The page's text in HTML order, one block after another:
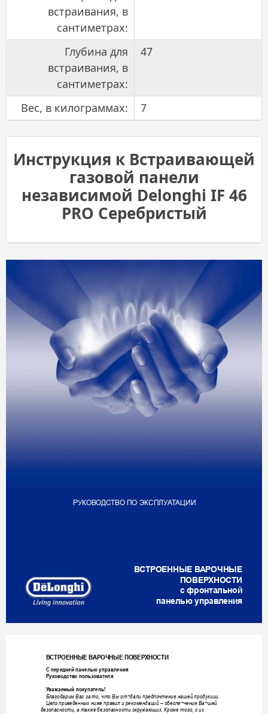
встраивания, в
сантиметрах:
Глубина для
встраивания, в
сантиметрах:
47
Вес, в килограммах: 7
Инструкция к Встраивающей
газовой панели
независимой Delonghi IF 46
PRO Серебристый
РУКОВОДСТВО ПО ЭКС ПЛ УАТАЦИ И
ВСТРОЕННЫЕ ВАРОЧНЫЕ
ПОВЕРХНОСТИ
с фронтальной
панелью управления
ВСТРОЕННЫЕ ВАРОЧНЫЕ ПОВЕРХНОСТИ
С передней панелью управления
Руководство пользователя
Уважаемый покупатель!
Благодарим Вас за то, что Вы от¬дали предпочтение нашей продукции.
Цель приведенных ниже правил и рекомендаций – обеспе¬чение Ва¬шей
безопасности, а также безопасности окружающих. Кроме того, с их